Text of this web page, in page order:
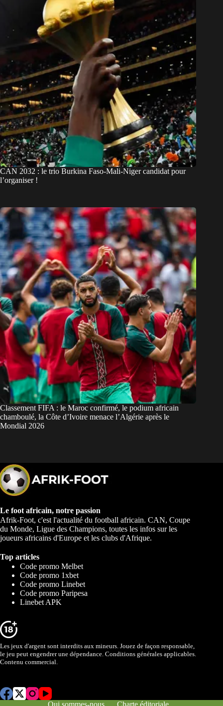
CAN 2032 : le trio Burkina Faso-Mali-Niger candidat pour
l’organiser !
Classement FIFA : le Maroc confirmé, le podium africain
chamboulé, la Côte d’Ivoire menace l’Algérie après le
Mondial 2026
Le foot africain, notre passion
Afrik-Foot, c'est l'actualité du football africain. CAN, Coupe
du Monde, Ligue des Champions, toutes les infos sur les
joueurs africains d'Europe et les clubs d'Afrique.
Top articles
Code promo Melbet
Code promo 1xbet
Code promo Linebet
Code promo Paripesa
Linebet APK
Les jeux d'argent sont interdits aux mineurs. Jouez de façon responsable,
le jeu peut engendrer une dépendance. Conditions générales applicables.
Contenu commercial.
Qui sommes-nous Charte éditoriale